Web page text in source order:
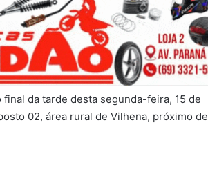
da tarde desta segunda-feira, 15 de
02, área rural de Vilhena, próximo de